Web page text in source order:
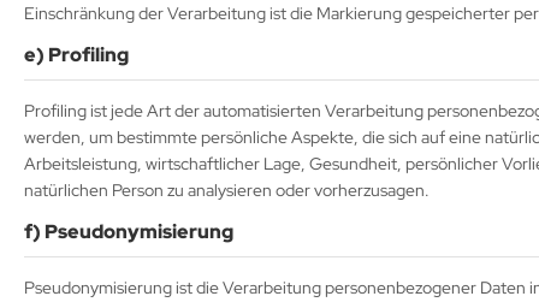
Einschränkung der Verarbeitung ist die Markierung gespeicherter
e) Profiling
Profiling ist jede Art der automatisierten Verarbeitung
werden, um bestimmte persönliche Aspekte, die sich auf eine
Arbeitsleistung, wirtschaftlicher Lage, Gesundheit, persönlicher
natürlichen Person zu analysieren oder vorherzusagen.
f) Pseudonymisierung
Pseudonymisierung ist die Verarbeitung personenbezogener Daten